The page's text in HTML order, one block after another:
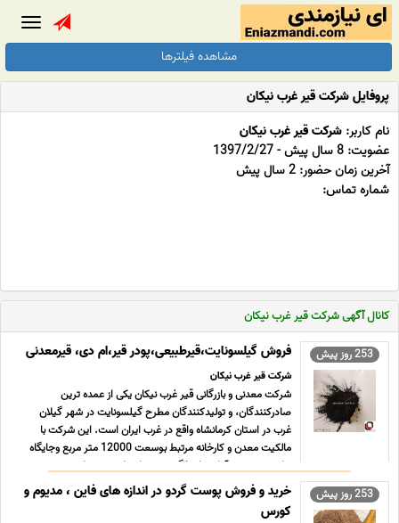
مشاهده فیلترها
پروفایل شرکت قیر غرب نیکان
نام کاربر: شرکت قیر غرب نیکان
عضویت: 8 سال پیش - 1397/2/27
آخرین زمان حضور: 2 سال پیش
شماره تماس:
کانال آگهی شرکت قیر غرب نیکان
253 روز پیش فروش گیلسونایت،قیرطبیعی،پودر قیر،ام دی، قیرمعدنی
شرکت قیر غرب نیکان
شرکت معدنی و بازرگانی قیر غرب نیکان یکی از عمده ترین
صادرکنندگان، و تولیدکنندگان مطرح گیلسونایت در شهر گیلان
غرب در استان کرمانشاه واقع در غرب ایران است. این شرکت با
مالکیت معدن و کارخانه مرتبط بوسعت 12000 متر مربع وجایگاه
های وسیع دپو آماده پاسخگویی به نیاز های مشتریان محترم می
... ...
253 روز پیش
خرید و فروش پوست گردو در اندازه های فاین ، مدیوم و
کورس